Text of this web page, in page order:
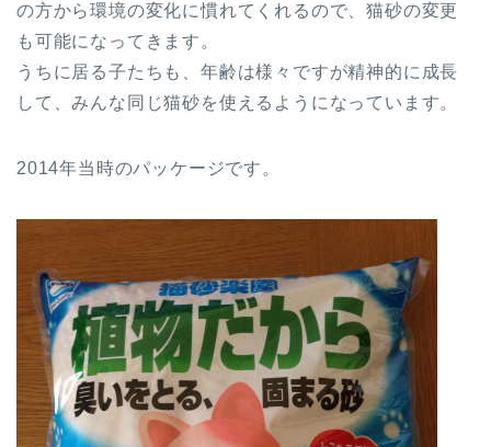
の方から環境の変化に慣れてくれるので、猫砂の変更
も可能になってきます。
うちに居る子たちも、年齢は様々ですが精神的に成長
して、みんな同じ猫砂を使えるようになっています。
2014年当時のパッケージです。